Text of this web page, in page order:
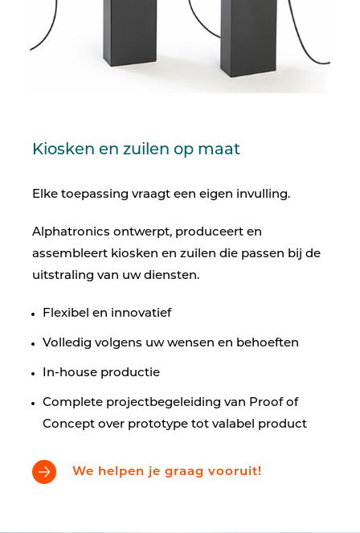
Kiosken en zuilen op maat
Elke toepassing vraagt een eigen invulling.
Alphatronics ontwerpt, produceert en
assembleert kiosken en zuilen die passen bij de
uitstraling van uw diensten.
Flexibel en innovatief
Volledig volgens uw wensen en behoeften
In-house productie
Complete projectbegeleiding van Proof of
Concept over prototype tot valabel product
We helpen je graag vooruit!